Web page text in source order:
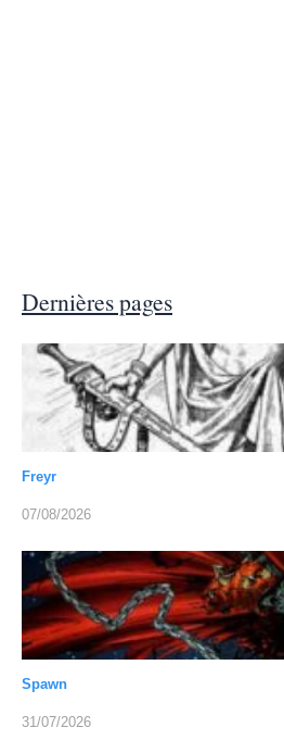
Dernières pages
Freyr
07/08/2026
Spawn
31/07/2026